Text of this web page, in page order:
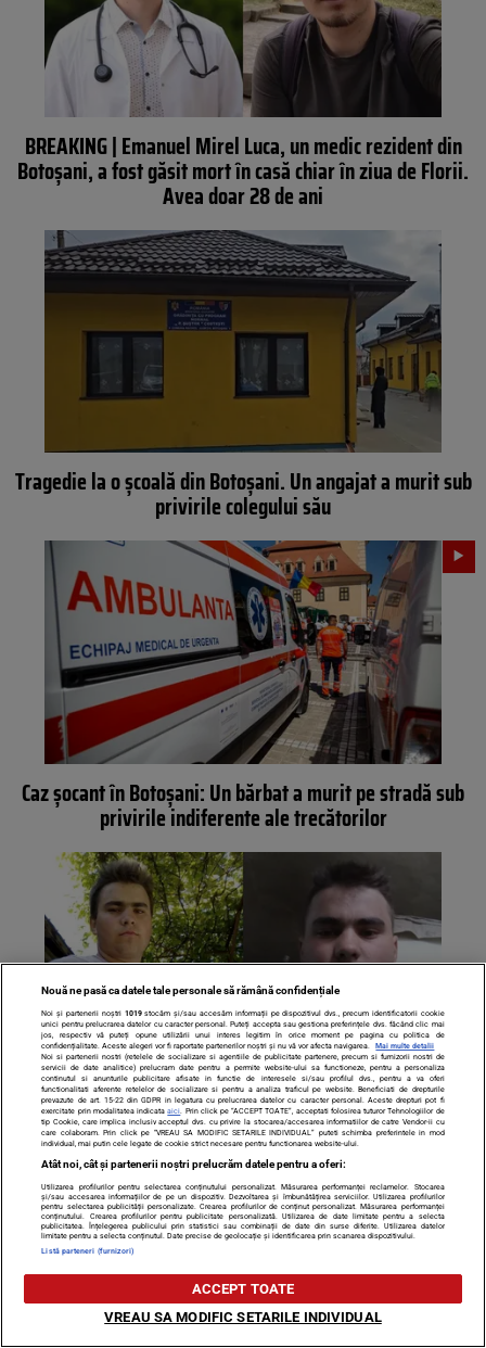
BREAKING | Emanuel Mirel Luca, un medic rezident din
Botoșani, a fost găsit mort în casă chiar în ziua de Florii.
Avea doar 28 de ani
Tragedie la o școală din Botoșani. Un angajat a murit sub
privirile colegului său
Caz șocant în Botoșani: Un bărbat a murit pe stradă sub
privirile indiferente ale trecătorilor
BREAKING | Tiberiu Posteucă a murit în timp ce făcea un
grătar cu familia
Nouă ne pasă ca datele tale personale să rămână confidențiale
Noi și partenerii noștri 1019stocăm și/sau accesăm informații pe dispozitivul dvs., precum identificatorii cookie
unici pentru prelucrarea datelor cu caracter personal. Puteți accepta sau gestiona preferințele dvs. făcând clic mai
jos, respectiv vă puteți opune utilizării unui interes legitim în orice moment pe pagina cu politica de
confidențialitate. Aceste alegeri vor fi raportate partenerilor noștri și nu vă vor afecta navigarea.
Mai multe detalii
Noi si partenerii nostri (retelele de socializare si agentiile de publicitate partenere, precum si furnizorii nostri de
servicii de date analitice) prelucram date pentru a permite website-ului sa functioneze, pentru a personaliza
continutul si anunturile publicitare afisate in functie de interesele si/sau profilul dvs., pentru a va oferi
functionalitati aferente retelelor de socializare si pentru a analiza traficul pe website. Beneficiati de drepturile
prevazute de art. 15-22 din GDPR in legatura cu prelucrarea datelor cu caracter personal. Aceste drepturi pot fi
exercitate prin modalitatea indicataaici . Prin click pe “ACCEPT TOATE”, acceptati folosirea tuturor Tehnologiilor de
tip Cookie, care implica inclusiv acceptul dvs. cu privire la stocarea/accesarea informatiilor de catre Vendor-ii cu
care colaboram. Prin click pe “VREAU SA MODIFIC SETARILE INDIVIDUAL” puteti schimba preferintele in mod
individual, mai putin cele legate de cookie strict necesare pentru functionarea website-ului.
Atât noi, cât și partenerii noștri prelucrăm datele pentru a oferi:
Utilizarea profilurilor pentru selectarea conținutului personalizat. Măsurarea performanței reclamelor. Stocarea
și/sau accesarea informațiilor de pe un dispozitiv. Dezvoltarea și îmbunătățirea serviciilor. Utilizarea profilurilor
pentru selectarea publicității personalizate. Crearea profilurilor de conținut personalizat. Măsurarea performanței
conținutului. Crearea profilurilor pentru publicitate personalizată. Utilizarea de date limitate pentru a selecta
publicitatea. Înțelegerea publicului prin statistici sau combinații de date din surse diferite. Utilizarea datelor
limitate pentru a selecta conținutul. Date precise de geolocație și identificarea prin scanarea dispozitivului.
Listă parteneri (furnizori)
ACCEPT TOATE
VREAU SA MODIFIC SETARILE INDIVIDUAL